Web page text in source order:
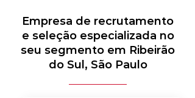
Empresa de recrutamento
e seleção especializada no
seu segmento em Ribeirão
do Sul, São Paulo